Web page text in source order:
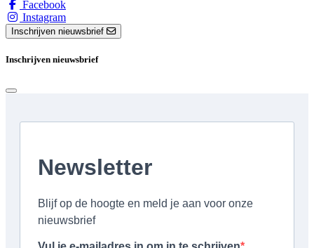
Facebook
Instagram
Inschrijven nieuwsbrief
Inschrijven nieuwsbrief